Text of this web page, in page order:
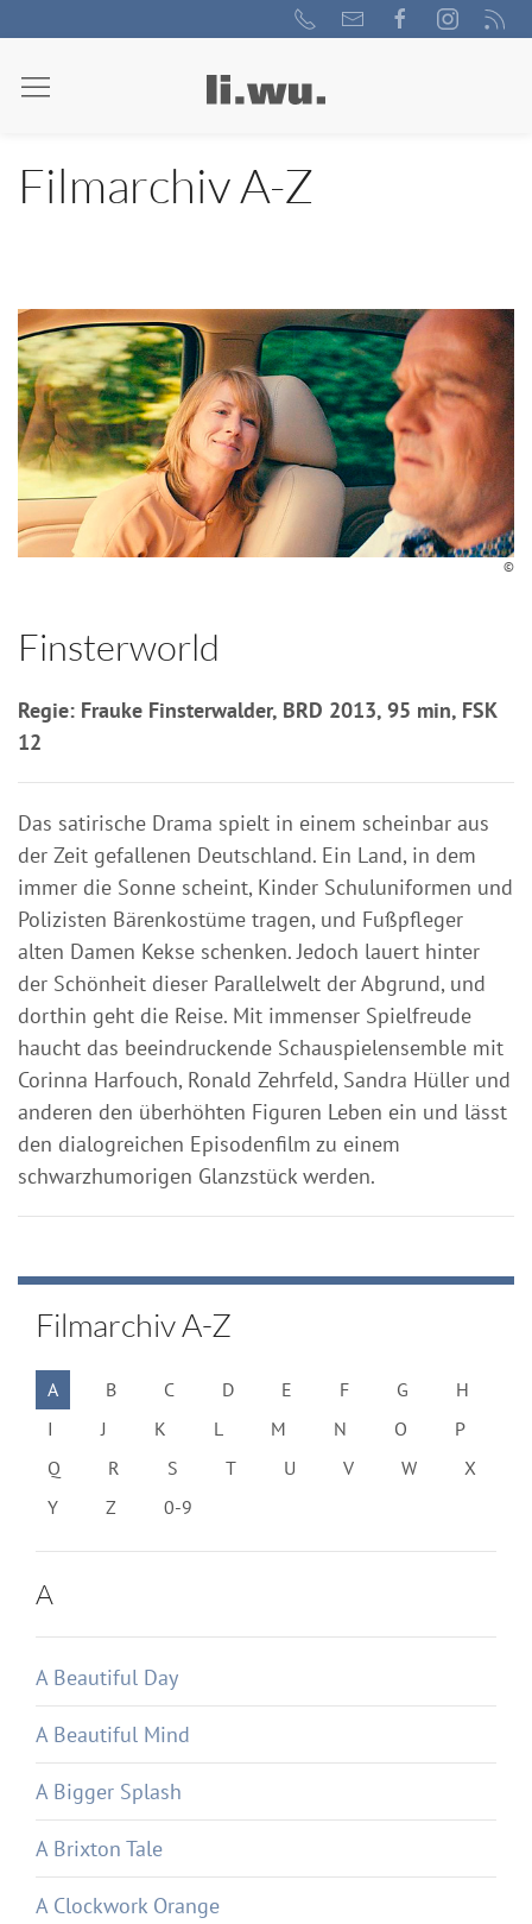
Filmarchiv A-Z
©
Finsterworld
Regie: Frauke Finsterwalder, BRD 2013, 95 min, FSK
12
Das satirische Drama spielt in einem scheinbar aus
der Zeit gefallenen Deutschland. Ein Land, in dem
immer die Sonne scheint, Kinder Schuluniformen und
Polizisten Bärenkostüme tragen, und Fußpfleger
alten Damen Kekse schenken. Jedoch lauert hinter
der Schönheit dieser Parallelwelt der Abgrund, und
dorthin geht die Reise. Mit immenser Spielfreude
haucht das beeindruckende Schauspielensemble mit
Corinna Harfouch, Ronald Zehrfeld, Sandra Hüller und
anderen den überhöhten Figuren Leben ein und lässt
den dialogreichen Episodenfilm zu einem
schwarzhumorigen Glanzstück werden.
Filmarchiv A-Z
A B C D E F G
H
I
J K L M N O
P
Q
R S T U V W
X
Y
Z 0-9
A
A Beautiful Day
A Beautiful Mind
A Bigger Splash
A Brixton Tale
A Clockwork Orange